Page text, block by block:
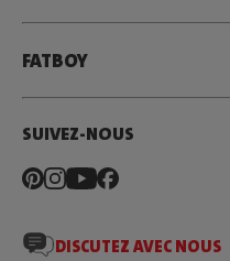
FATBOY
SUIVEZ-NOUS
DISCUTEZ AVEC NOUS